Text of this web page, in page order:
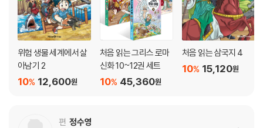
위험 생물 세계에서 살
아남기 2
12,600원
10%
처음 읽는 그리스 로마
신화 10~12권 세트
45,360원
10%
처음 읽는 삼국지 4
15,120원
10%
편 정수영